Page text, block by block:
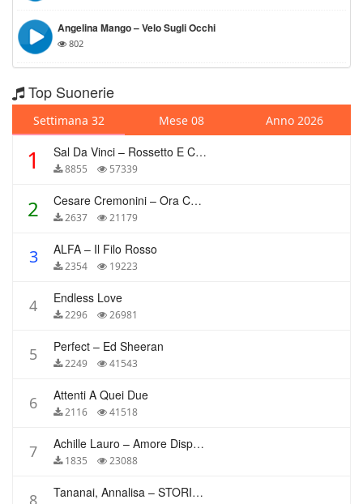
Angelina Mango – Velo Sugli Occhi
802
Top Suonerie
Settimana 32 Mese 08 Anno 2026
1 Sal Da Vinci – Rossetto E Caffè
8855 57339
2 Cesare Cremonini – Ora Che Non Ho Più Te
2637 21179
3 ALFA – Il Filo Rosso
2354 19223
4 Endless Love
2296 26981
5 Perfect – Ed Sheeran
2249 41543
6 Attenti A Quei Due
2116 41518
7 Achille Lauro – Amore Disperato
1835 23088
8 Tananai, Annalisa – STORIE BREVI